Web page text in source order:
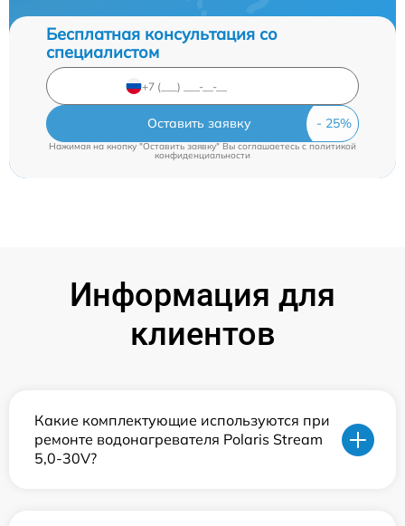
Бесплатная консультация со
специалистом
Оставить заявку
Нажимая на кнопку "Оставить заявку" Вы соглашаетесь cполитикой
конфиденциальности
Информация для
клиентов
Какие комплектующие используются при
ремонте водонагревателя Polaris Stream
5,0-30V?